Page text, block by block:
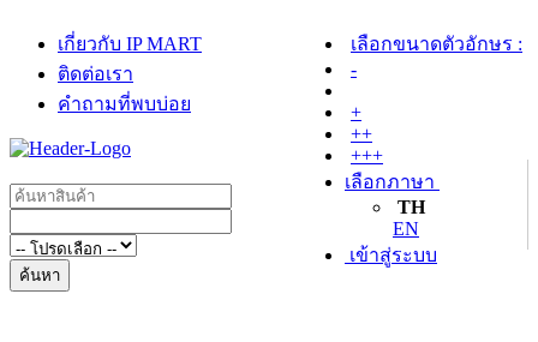
เกี่ยวกับ IP MART
ติดต่อเรา
คำถามที่พบบ่อย
เลือกขนาดตัวอักษร :
-
+
++
+++
เลือกภาษา
TH
EN
เข้าสู่ระบบ
ค้นหา